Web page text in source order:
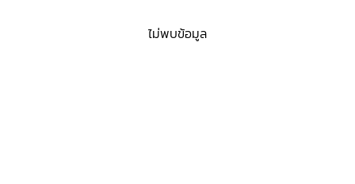
ไม่พบข้อมูล